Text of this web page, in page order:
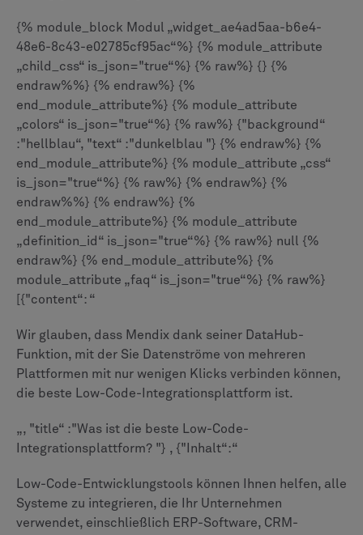
{% module_block Modul „widget_ae4ad5aa-b6e4-
48e6-8c43-e02785cf95ac“%} {% module_attribute
„child_css“ is_json="true“%} {% raw%} {} {%
endraw%%} {% endraw%} {%
end_module_attribute%} {% module_attribute
„colors“ is_json="true“%} {% raw%} {"background“
:"hellblau“, "text“ :"dunkelblau "} {% endraw%} {%
end_module_attribute%} {% module_attribute „css“
is_json="true“%} {% raw%} {% endraw%} {%
endraw%%} {% endraw%} {%
end_module_attribute%} {% module_attribute
„definition_id“ is_json="true“%} {% raw%} null {%
endraw%} {% end_module_attribute%} {%
module_attribute „faq“ is_json="true“%} {% raw%}
[{"content“: “
Wir glauben, dass Mendix dank seiner DataHub-
Funktion, mit der Sie Datenströme von mehreren
Plattformen mit nur wenigen Klicks verbinden können,
die beste Low-Code-Integrationsplattform ist.
„, "title“ :"Was ist die beste Low-Code-
Integrationsplattform? "} , {"Inhalt“:“
Low-Code-Entwicklungstools können Ihnen helfen, alle
Systeme zu integrieren, die Ihr Unternehmen
verwendet, einschließlich ERP-Software, CRM-